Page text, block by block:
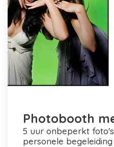
Photobooth
5 uur onbeperkt foto's maken en printen +
personele begeleiding